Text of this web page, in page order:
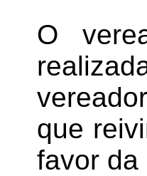
O
que
favor da